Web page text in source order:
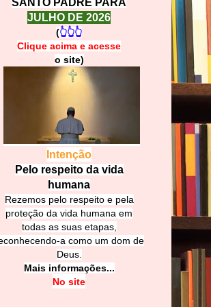
SANTO PADRE PARA
JULHO DE 2026
(👆👆👆
Clique acima e acesse
o site)
Intenção
Pelo respeito da vida
humana
Rezemos pelo respeito e pela
proteção da vida humana em
todas as suas etapas,
a como um dom de
Deus.
Mais informações...
No site